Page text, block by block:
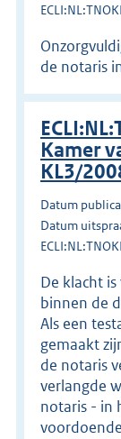
de notaris
Kamer
KL3/
Datum
Datum
De klacht
binnen de
Als een
gemaakt
de notaris
verlangde
notaris - in